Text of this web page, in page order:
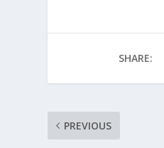
SHARE:
PREVIOUS